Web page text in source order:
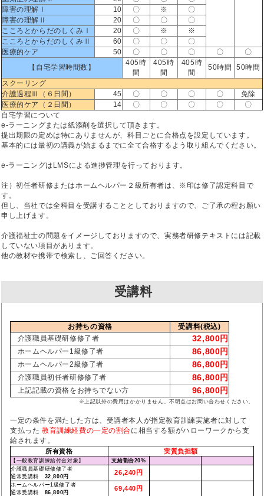
障害の理解Ⅰ
10 〇 ※
〇
障害の理解Ⅱ
20 〇 〇
〇
こころとからだのしくみⅠ
20 〇 ※
※
こころとからだのしくみⅡ
60 〇 〇
〇
医療的ケア
50 〇 〇 〇 〇
〇
【自宅学習時間数】
405時
間
405時
間
405時
間
50時間
50時間
スクーリング
介護過程Ⅲ（６日間）
45 〇 〇 〇 〇
免除
医療的ケア（２日間）
14 〇 〇 〇 〇
〇
自宅学習について
e-ラーニングまたは紙添削を選択して頂きます。
提出期限の定めは特にありませんが、科目ごとに合格点を設定しています。
基本的には最初の講義が始まるまでに全て合格するよう取り組んでください。
e-ラーニングはLMSによる進捗管理を行っております。
注）初任者研修またはホームヘルパー２級所有者は、※印は修了認定科目で
す。
但し、当社では全科目を受講することとしておりますので、ご了承の程お願い
申し上げます。
介護福祉士の問題をイメージしておりますので、実務者研修テキストには記載
していない項目があります。
他の教材や携帯で検索し、ご回答ください。
受講料
お持ちの資格
受講料(税込)
介護職員基礎研修修了者
32,800円
ホームヘルパー1級修了者 86,800円
ホームヘルパー2級修了者 86,800円
介護職員初任者研修修了者 86,800円
上記記載の資格をお持ちでない方 96,800円
※上記以外の費用はかかりません。不明点はお問い合わせください。
一定の条件を満たした方は、受講者本人が指定教育訓練実施者に対して
支払った 教育訓練経費の一定の割合に相当する額がハローワークから支
給されます。
所有資格 実質負担額
【一般教育訓練給付金対象】 支給割合20%
介護職員基礎研修修了者
通常受講料 32,800円
26,240円
ホームヘルパー1級修了者
通常受講料 86,800円
69,440円